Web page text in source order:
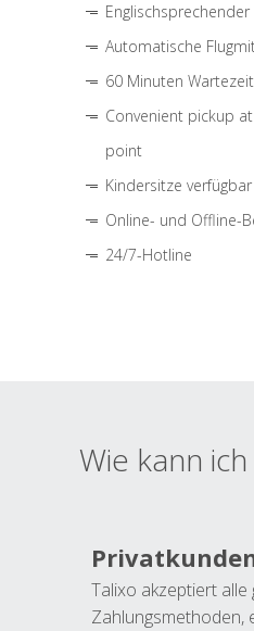
Englischsprechender
Automatische
60 Minuten
Convenient pickup
point
Kindersitze
Online- und Offline-
24/7-Hotline
Wie kann
Talixo akzeptiert alle
Zahlungsmethoden,